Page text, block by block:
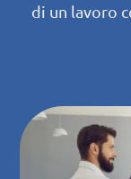
di un lavoro